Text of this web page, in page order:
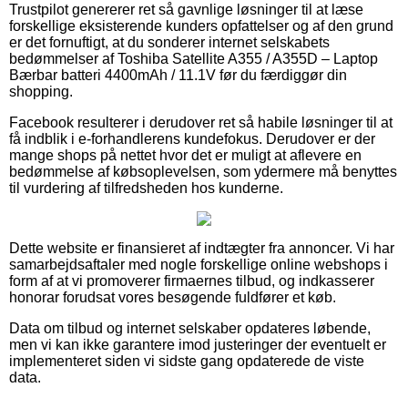
Trustpilot genererer ret så gavnlige løsninger til at læse
forskellige eksisterende kunders opfattelser og af den grund
er det fornuftigt, at du sonderer internet selskabets
bedømmelser af Toshiba Satellite A355 / A355D – Laptop
Bærbar batteri 4400mAh / 11.1V før du færdiggør din
shopping.
Facebook resulterer i derudover ret så habile løsninger til at
få indblik i e-forhandlerens kundefokus. Derudover er der
mange shops på nettet hvor det er muligt at aflevere en
bedømmelse af købsoplevelsen, som ydermere må benyttes
til vurdering af tilfredsheden hos kunderne.
Dette website er finansieret af indtægter fra annoncer. Vi har
samarbejdsaftaler med nogle forskellige online webshops i
form af at vi promoverer firmaernes tilbud, og indkasserer
honorar forudsat vores besøgende fuldfører et køb.
Data om tilbud og internet selskaber opdateres løbende,
men vi kan ikke garantere imod justeringer der eventuelt er
implementeret siden vi sidste gang opdaterede de viste
data.